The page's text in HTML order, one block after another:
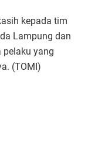
kepada tim
Lampung dan
pelaku yang
(TOMI)